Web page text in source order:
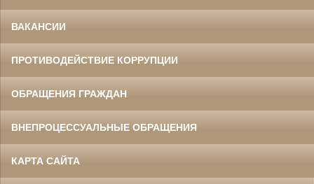
ВАКАНСИИ
ПРОТИВОДЕЙСТВИЕ КОРРУПЦИИ
ОБРАЩЕНИЯ ГРАЖДАН
ВНЕПРОЦЕССУАЛЬНЫЕ ОБРАЩЕНИЯ
КАРТА САЙТА